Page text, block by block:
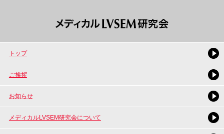
トップ
ご挨拶
お知らせ
メディカルLVSEM研究会について